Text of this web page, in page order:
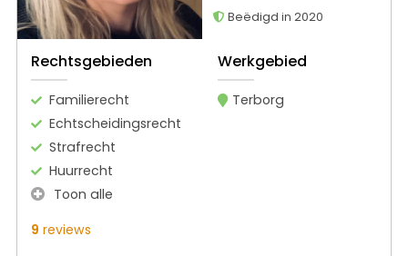
Beëdigd in 2020
Rechtsgebieden
Familierecht
Echtscheidingsrecht
Strafrecht
Huurrecht
Toon alle
Werkgebied
Terborg
9 reviews